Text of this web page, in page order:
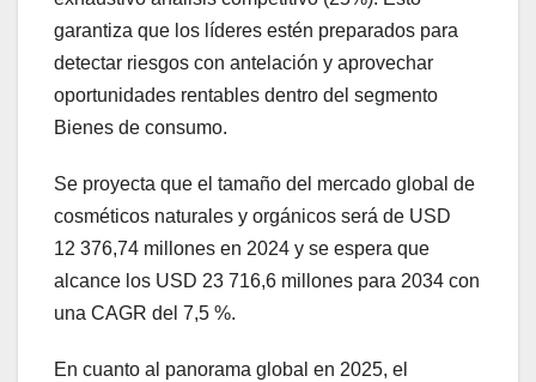
garantiza que los líderes estén preparados para
detectar riesgos con antelación y aprovechar
oportunidades rentables dentro del segmento
Bienes de consumo.
Se proyecta que el tamaño del mercado global de
cosméticos naturales y orgánicos será de USD
12 376,74 millones en 2024 y se espera que
alcance los USD 23 716,6 millones para 2034 con
una CAGR del 7,5 %.
En cuanto al panorama global en 2025, el